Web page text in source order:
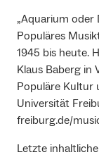
„Aquarium oder
Populäres
1945 bis heute.
Klaus Baberg
Populäre Kultur
Universität
freiburg.de/
Letzte